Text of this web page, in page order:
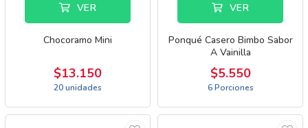
VER
Chocoramo Mini
$13.150
20 unidades
VER
Ponqué Casero Bimbo Sabor
A Vainilla
$5.550
6 Porciones